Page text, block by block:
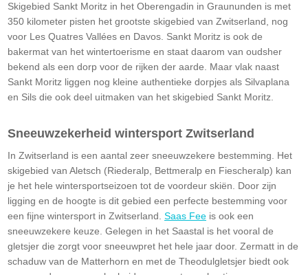
Skigebied Sankt Moritz in het Oberengadin in Graununden is met
350 kilometer pisten het grootste skigebied van Zwitserland, nog
voor Les Quatres Vallées en Davos. Sankt Moritz is ook de
bakermat van het wintertoerisme en staat daarom van oudsher
bekend als een dorp voor de rijken der aarde. Maar vlak naast
Sankt Moritz liggen nog kleine authentieke dorpjes als Silvaplana
en Sils die ook deel uitmaken van het skigebied Sankt Moritz.
Sneeuwzekerheid wintersport Zwitserland
In Zwitserland is een aantal zeer sneeuwzekere bestemming. Het
skigebied van Aletsch (Riederalp, Bettmeralp en Fiescheralp) kan
je het hele wintersportseizoen tot de voordeur skiën. Door zijn
ligging en de hoogte is dit gebied een perfecte bestemming voor
een fijne wintersport in Zwitserland. Saas Fee is ook een
sneeuwzekere keuze. Gelegen in het Saastal is het vooral de
gletsjer die zorgt voor sneeuwpret het hele jaar door. Zermatt in de
schaduw van de Matterhorn en met de Theodulgletsjer biedt ook